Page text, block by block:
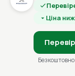
Ціна
Безкоштовно